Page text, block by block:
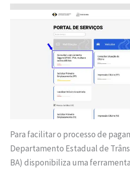
Para facilitar o processo de
Departamento Estadual de
BA) disponibiliza uma